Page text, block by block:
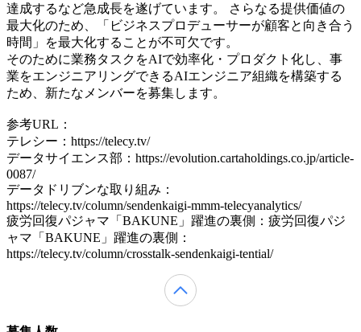
達成するなど急成長を遂げています。 さらなる提供価値の
最大化のため、「ビジネスプロデューサーが顧客と向き合う
時間」を最大化することが不可欠です。
そのために業務タスクをAIで効率化・プロダクト化し、事
業をエンジニアリングできるAIエンジニア組織を構築する
ため、新たなメンバーを募集します。
参考URL：
テレシー：https://telecy.tv/
データサイエンス部：https://evolution.cartaholdings.co.jp/article-
0087/
データドリブンな取り組み：
https://telecy.tv/column/sendenkaigi-mmm-telecyanalytics/
疲労回復パジャマ「BAKUNE」躍進の裏側：疲労回復パジ
ャマ「BAKUNE」躍進の裏側：
https://telecy.tv/column/crosstalk-sendenkaigi-tential/